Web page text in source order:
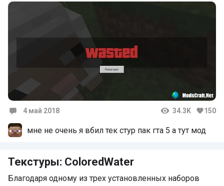
4 май 2018 34.3K 150
мне не очень я вбил тек стур пак гта 5 а тут мод
Текстуры: ColoredWater
Благодаря одному из трех установленных наборов